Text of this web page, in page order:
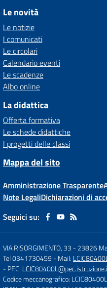
Le novità
Le notizie
I comunicati
Le circolari
Calendario eventi
Le scadenze
Albo online
La didattica
Offerta formativa
Le schede didattiche
I progetti delle classi
Mappa del sito
Amministrazione Trasparente
Note LegaliDichiarazioni di
Seguici su:
VIA RISORGIMENTO, 33 -23826
Tel 0341730459 - Mail:
- PEC:
Codice meccanografico: LCIC80400L